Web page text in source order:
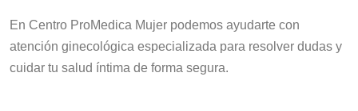
En Centro ProMedica Mujer podemos ayudarte con
atención ginecológica especializada para resolver dudas y
cuidar tu salud íntima de forma segura.